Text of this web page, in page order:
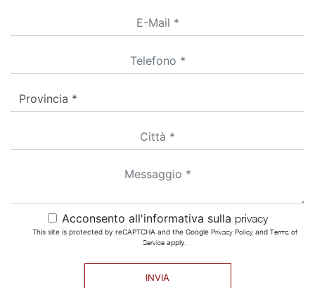
Acconsento all'informativa sulla privacy
This site is protected by reCAPTCHA and the Google Privacy Policyand Terms of
Serviceapply.
INVIA